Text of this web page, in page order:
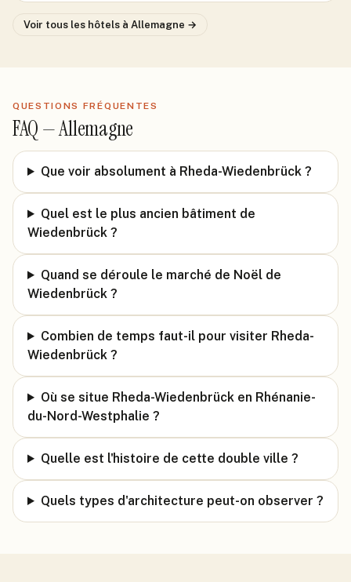
Voir tous les hôtels à Allemagne →
QUESTIONS FRÉQUENTES
FAQ —Allemagne
Que voir absolument à Rheda-Wiedenbrück ?
Quel est le plus ancien bâtiment de
Wiedenbrück ?
Quand se déroule le marché de Noël de
Wiedenbrück ?
Combien de temps faut-il pour visiter Rheda-
Wiedenbrück ?
Où se situe Rheda-Wiedenbrück en Rhénanie-
du-Nord-Westphalie ?
Quelle est l'histoire de cette double ville ?
Quels types d'architecture peut-on observer ?